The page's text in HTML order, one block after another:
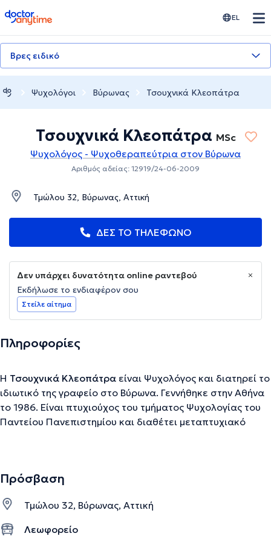
doctoranytime EL
Βρες ειδικό
Ψυχολόγοι Βύρωνας Τσουχνικά Κλεοπάτρα
Τσουχνικά Κλεοπάτρα MSc
Ψυχολόγος - Ψυχοθεραπεύτρια στον Βύρωνα
Αριθμός αδείας: 12919/24-06-2009
Τμώλου 32, Βύρωνας, Αττική
ΔΕΣ ΤΟ ΤΗΛΕΦΩΝΟ
Δεν υπάρχει δυνατότητα online ραντεβού
Εκδήλωσε το ενδιαφέρον σου
Στείλε αίτημα
Πληροφορίες
Η Τσουχνικά Κλεοπάτρα είναι Ψυχολόγος και διατηρεί το
ιδιωτικό της γραφείο στο Βύρωνα. Γεννήθηκε στην Αθήνα
το 1986. Είναι πτυχιούχος του τμήματος Ψυχολογίας του
Παντείου Πανεπιστημίου και διαθέτει μεταπτυχιακό
βιωματικής προσέγγισης. Διαθέτει επίσης ειδική
αρρώστια και το θάνατο. Διαθέτει πολύχρονη εμπειρία
σε ατομική και ομαδική συμβουλευτική και ψυχοθεραπεία
ενηλίκων και εφήβων. Έχει εργαστεί σε Κέντρο
Πρόσβαση
Τμώλου 32, Βύρωνας, Αττική
Λεωφορείο